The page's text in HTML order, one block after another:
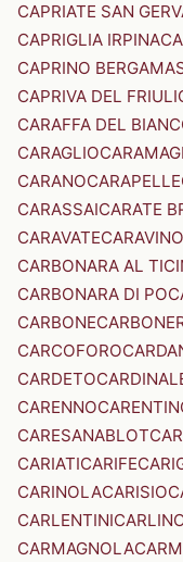
CAPRIATE SAN
CAPRIGLIA IRPINA
CAPRINO
CAPRIVA DEL FRIULI
CARAFFA DEL
CARAGLIO
CARANOCARAPELLE
CARASSAICARATE
CARAVATECARAVINO
CARBONARA AL
CARBONARA DI PO
CARBONE
CARCOFORO
CARDETO
CARENNO
CARESANABLOT
CARIATICARIFE
CARINOLACARISIO
CARLENTINI
CARMAGNOLA